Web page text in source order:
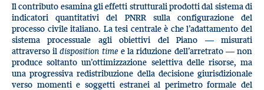
Il contributo esamina gli effetti strutturali prodotti dal sistema di
indicatori quantitativi del PNRR sulla configurazione del
processo civile italiano. La tesi centrale è che l’adattamento del
sistema processuale agli obiettivi del Piano — misurati
attraverso ildisposition timee la riduzione dell’arretrato — non
produce soltanto un’ottimizzazione selettiva delle risorse, ma
una progressiva redistribuzione della decisione giurisdizionale
verso momenti e soggetti estranei al perimetro formale del